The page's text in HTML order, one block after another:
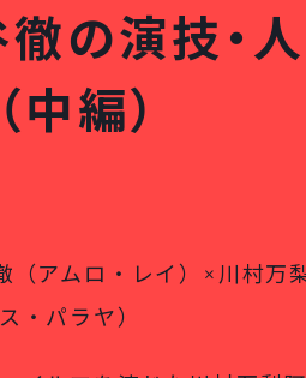
の演技・
編）
アムロ・レイ）×川村万
・パラヤ）